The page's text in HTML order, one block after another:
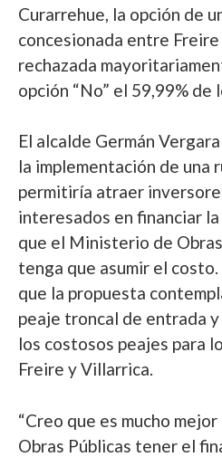
Curarrehue, la opción de
concesionada entre
rechazada
opción “No” el 59,99% de
El alcalde Germán
la implementación de una
permitiría atraer
interesados en financiar
que el Ministerio de
tenga que asumir el
que la propuesta
peaje troncal de entrada
los costosos peajes para
Freire y Villarrica.
“Creo que es mucho
Obras Públicas tener el